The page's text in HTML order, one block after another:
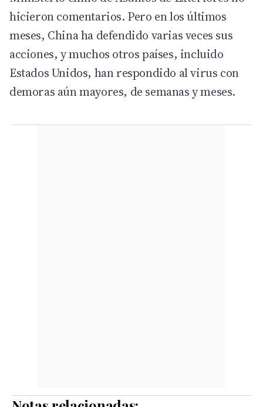
hicieron comentarios. Pero en los últimos
meses, China ha defendido varias veces sus
acciones, y muchos otros países, incluido
Estados Unidos, han respondido al virus con
demoras aún mayores, de semanas y meses.